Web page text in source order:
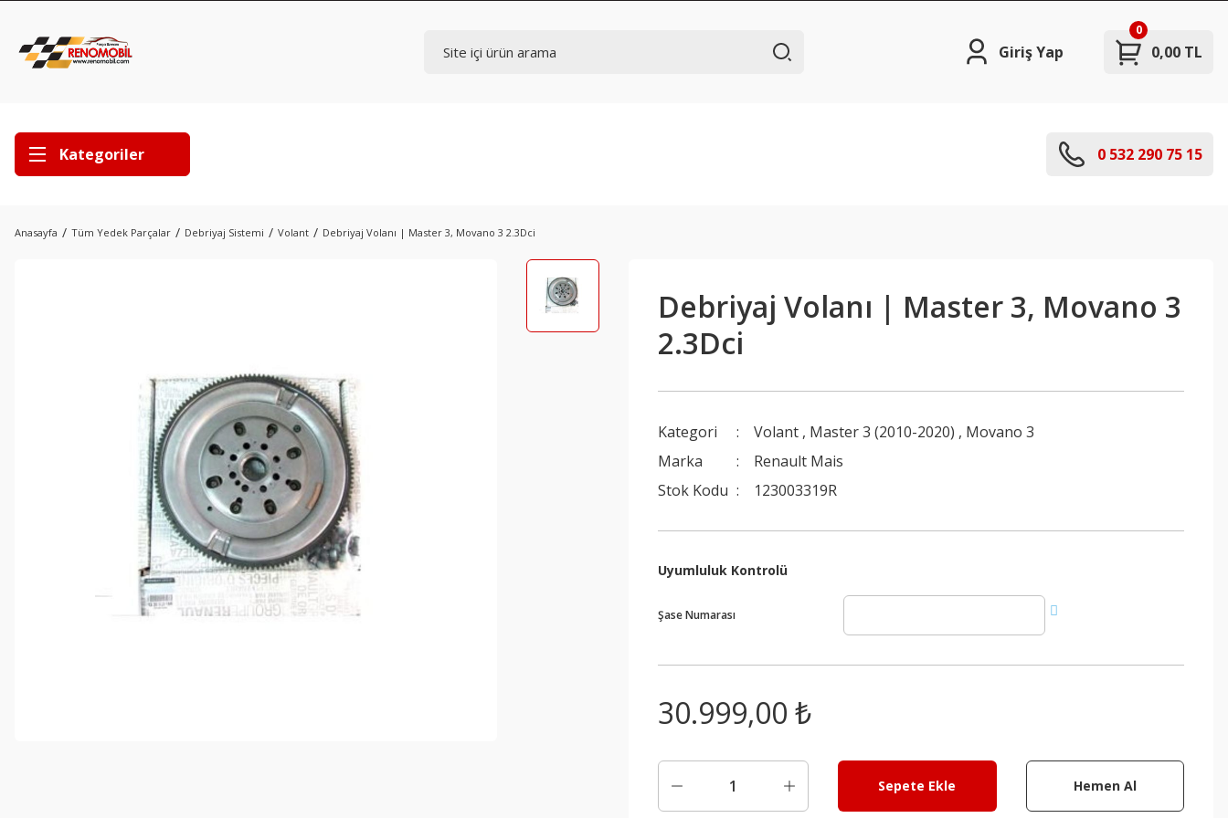
Giriş Yap 0,00 TL
0
Kategoriler 0 532 290 75 15
Anasayfa Tüm Yedek Parçalar Debriyaj Sistemi Volant Debriyaj Volanı | Master 3, Movano 3 2.3Dci
Debriyaj Volanı | Master 3, Movano 3
2.3Dci
Kategori Volant , Master 3 (2010-2020) , Movano 3
Marka
Renault Mais
Stok Kodu
123003319R
Uyumluluk Kontrolü
Şase Numarası
30.999,00 ₺
Sepete Ekle Hemen Al